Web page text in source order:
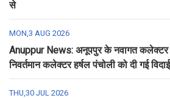
से
MON,3 AUG 2026
Anuppur News: अनूपपुर के नवागत कलेक्टर
निवर्तमान कलेक्टर हर्षल पंचोली को दी गई विदाई
THU,30 JUL 2026